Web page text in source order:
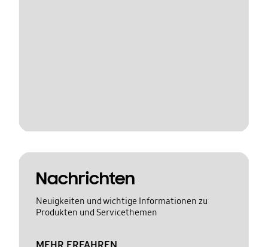
Nachrichten
Neuigkeiten und wichtige Informationen zu
Produkten und Servicethemen